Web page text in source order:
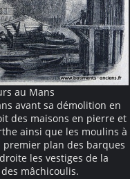
au Mans
avant sa démolition en
des maisons en pierre et
ainsi que les moulins à
plan des barques
les vestiges de la
mâchicoulis.